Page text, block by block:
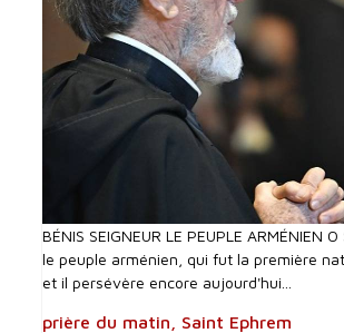
BÉNIS SEIGNEUR LE PEUPLE ARMÉNIEN
le peuple arménien, qui fut la première
et il persévère encore aujourd'hui...
prière du matin, Saint Ephrem